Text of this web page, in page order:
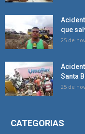
que
25 de
Santa
25 de
CATEGORIAS